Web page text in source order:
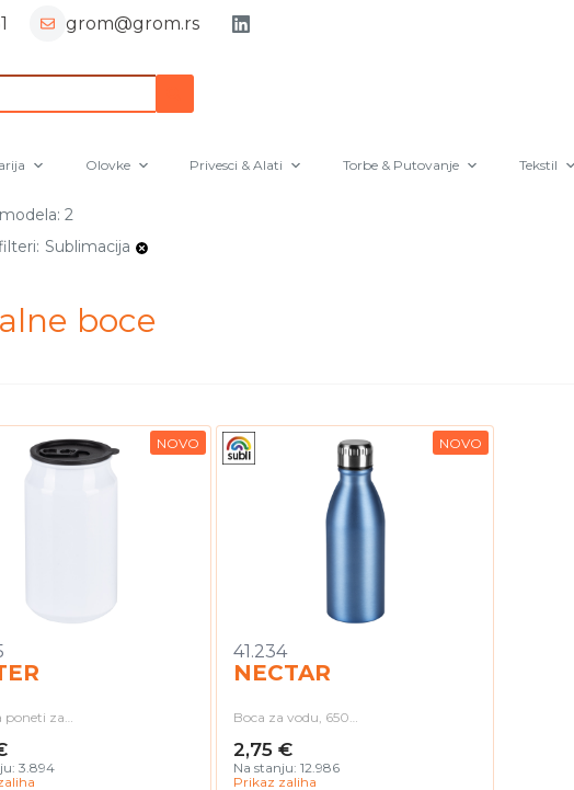
grom@grom.rs
Olovke Privesci & Alati Torbe & Putovanje Tekstil
2
Sublimacija
boce
NOVO
poneti za…
3.894
NOVO
41.234
NECTAR
Boca za vodu, 650…
2,75 €
Na stanju: 12.986
Prikaz zaliha